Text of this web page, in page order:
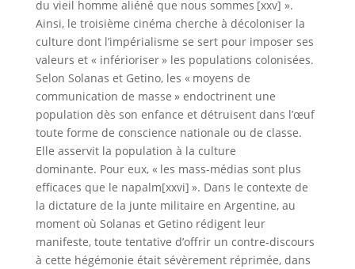
du vieil homme aliéné que nous sommes [xxv] ».
Ainsi, le troisième cinéma cherche à décoloniser la
culture dont l’impérialisme se sert pour imposer ses
valeurs et « inférioriser » les populations colonisées.
Selon Solanas et Getino, les « moyens de
communication de masse » endoctrinent une
population dès son enfance et détruisent dans l’œuf
toute forme de conscience nationale ou de classe.
Elle asservit la population à la culture
dominante. Pour eux, « les mass-médias sont plus
efficaces que le napalm[xxvi] ». Dans le contexte de
la dictature de la junte militaire en Argentine, au
moment où Solanas et Getino rédigent leur
manifeste, toute tentative d’offrir un contre-discours
à cette hégémonie était sévèrement réprimée, dans